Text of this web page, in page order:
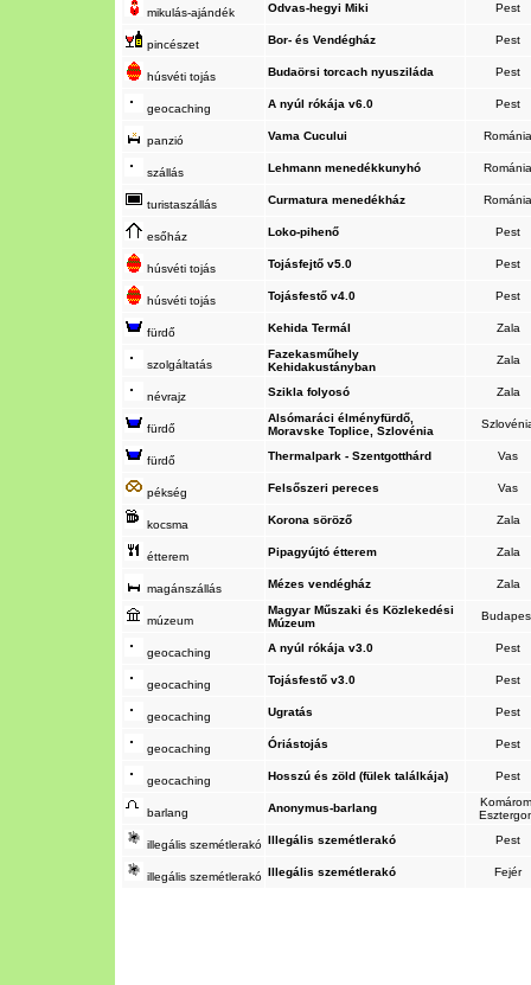
mikulás-ajándék Odvas-hegyi Miki Pest
pincészet Bor- és Vendégház Pest
húsvéti tojás Budaörsi torcach nyusziláda Pest
geocaching A nyúl rókája v6.0 Pest
panzió Vama Cucului Románia
szállás Lehmann menedékkunyhó Románia
turistaszállás Curmatura menedékház Románia
esőház Loko-pihenő Pest
húsvéti tojás Tojásfejtő v5.0 Pest
húsvéti tojás Tojásfestő v4.0 Pest
fürdő Kehida Termál Zala
szolgáltatás
Fazekasműhely
Kehidakustányban
Zala
névrajz Szikla folyosó Zala
fürdő
Alsómaráci élményfürdő,
Moravske Toplice, Szlovénia
fürdő Thermalpark - Szentgotthárd Vas
pékség Felsőszeri pereces Vas
kocsma Korona söröző Zala
étterem Pipagyújtó étterem Zala
magánszállás Mézes vendégház Zala
múzeum
Magyar Műszaki és Közlekedési
Múzeum
geocaching A nyúl rókája v3.0 Pest
geocaching Tojásfestő v3.0 Pest
geocaching Ugratás Pest
geocaching Óriástojás Pest
geocaching Hosszú és zöld (fülek találkája) Pest
barlang Anonymus-barlang
illegális szemétlerakó Illegális szemétlerakó Pest
illegális szemétlerakó Illegális szemétlerakó Fejér